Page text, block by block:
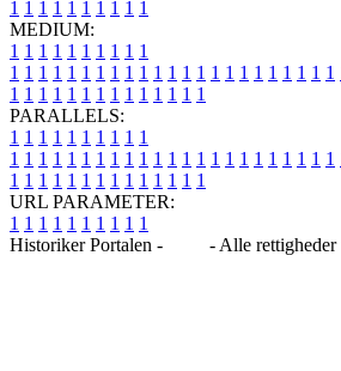
1 1 1 1 1 1 1 1 1 1
MEDIUM:
1 1 1 1 1 1 1 1 1 1
1 1 1 1 1 1 1 1 1 1 1 1 1 1 1 1 1 1 1 1 1 1 1
1 1 1 1 1 1 1 1 1 1 1 1 1 1
PARALLELS:
1 1 1 1 1 1 1 1 1 1
1 1 1 1 1 1 1 1 1 1 1 1 1 1 1 1 1 1 1 1 1 1 1
1 1 1 1 1 1 1 1 1 1 1 1 1 1
URL PARAMETER:
1 1 1 1 1 1 1 1 1 1
Historiker Portalen -
- Alle rettigheder